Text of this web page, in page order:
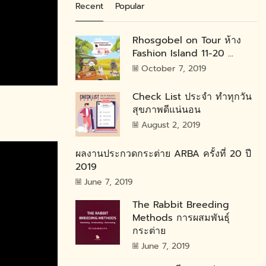
Recent Popular
Rhosgobel on Tour ห้าง
Fashion Island 11-20 ...
October 7, 2019
Check List ประจำ ทำทุกวัน
สุขภาพดีแน่นอน
August 2, 2019
ผลงานประกวดกระต่าย ARBA ครั้งที่ 20 ปี
2019
June 7, 2019
The Rabbit Breeding
Methods การผสมพันธุ์
กระต่าย
June 7, 2019